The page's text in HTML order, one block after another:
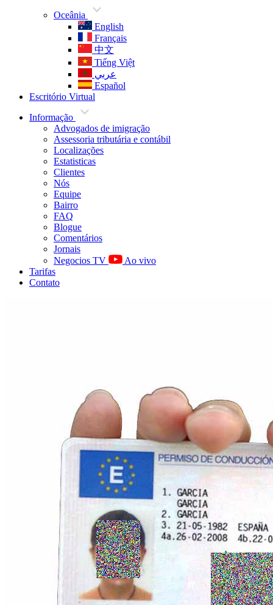
Oceânia
English
Français
中文
Tiếng Việt
عربي
Español
Escritório Virtual
Informação
Advogados de imigração
Assessoria tributária e contábil
Localizações
Estatisticas
Clientes
Nós
Equipe
Bairro
FAQ
Blogue
Comentários
Jornais
Negocios TV
Ao vivo
Tarifas
Contato